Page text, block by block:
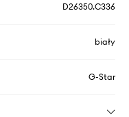
D26350.C336
biały
G-Star